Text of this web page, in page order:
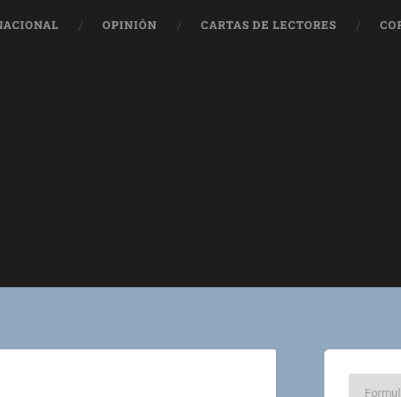
OPINIÓN CARTAS DE LECTORES